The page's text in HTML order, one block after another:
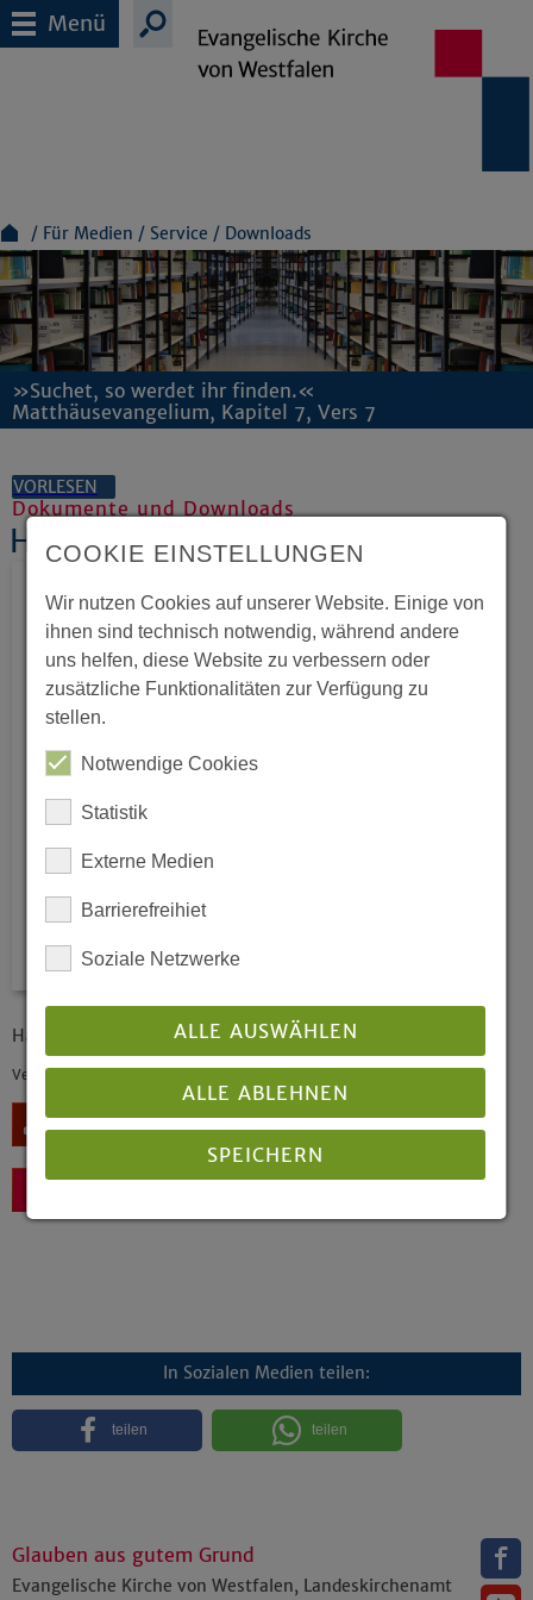
Menü
Für Medien Service Downloads
»Suchet, so werdet ihr finden.«
Matthäusevangelium, Kapitel 7, Vers 7
VORLESEN
Dokumente und Downloads
Haushaltsplan 2016
Haushaltsplan der Evangelischen Kirche von Westfalen 2016
Veröffentlicht: 07/2019
Download
In Sozialen Medien teilen:
teilen teilen
Glauben aus gutem Grund
Evangelische Kirche von Westfalen, Landeskirchenamt
COOKIE EINSTELLUNGEN
Wir nutzen Cookies auf unserer Website. Einige von
ihnen sind technisch notwendig, während andere
uns helfen, diese Website zu verbessern oder
zusätzliche Funktionalitäten zur Verfügung zu
stellen.
Notwendige Cookies
Statistik
Externe Medien
Barrierefreihiet
Soziale Netzwerke
ALLE AUSWÄHLEN
ALLE ABLEHNEN
SPEICHERN